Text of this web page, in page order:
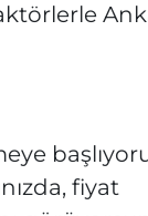
fiyat